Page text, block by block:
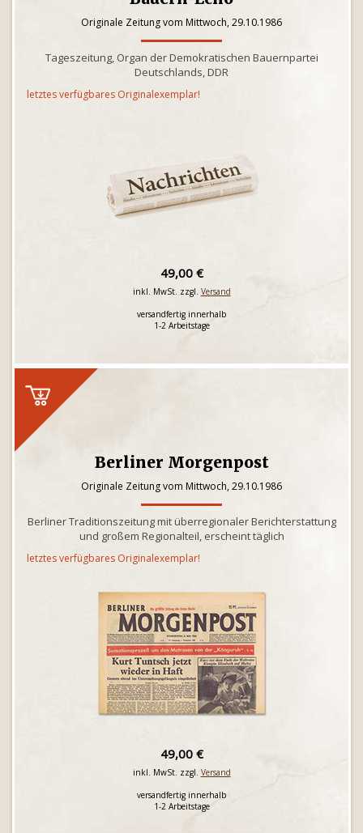
Originale Zeitung vom Mittwoch, 29.10.1986
Tageszeitung, Organ der Demokratischen Bauernpartei
Deutschlands, DDR
letztes verfügbares Originalexemplar!
49,00 €
inkl. MwSt. zzgl. Versand
versandfertig innerhalb
1-2 Arbeitstage
Berliner Morgenpost
Originale Zeitung vom Mittwoch, 29.10.1986
Berliner Traditionszeitung mit überregionaler Berichterstattung
und großem Regionalteil, erscheint täglich
letztes verfügbares Originalexemplar!
49,00 €
inkl. MwSt. zzgl. Versand
versandfertig innerhalb
1-2 Arbeitstage